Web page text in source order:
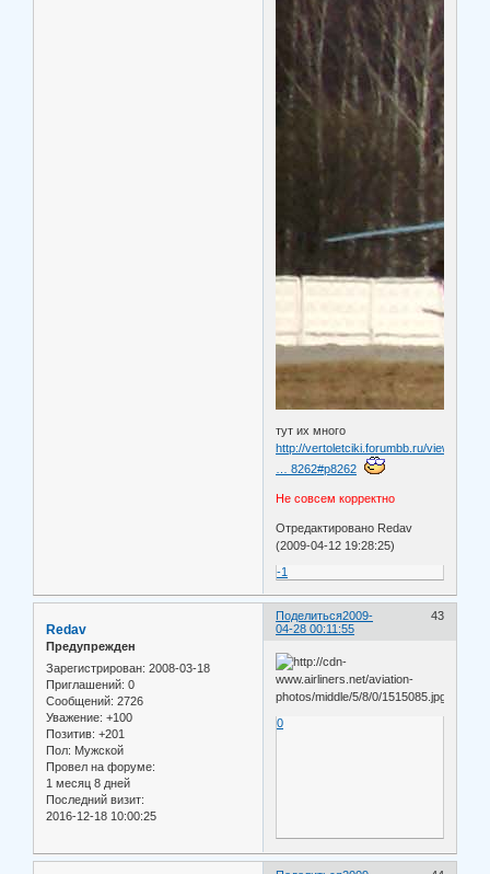
тут их много
http://vertoletciki.forumbb.ru/viewtopi
… 8262#p8262
Не совсем корректно
Отредактировано Redav
(2009-04-12 19:28:25)
-1
Поделиться 43
2009-
04-28 00:11:55
Redav
Предупрежден
Зарегистрирован: 2008-03-18
Приглашений: 0
Сообщений: 2726
Уважение: +100
Позитив: +201
Пол: Мужской
Провел на форуме:
1 месяц 8 дней
Последний визит:
2016-12-18 10:00:25
0